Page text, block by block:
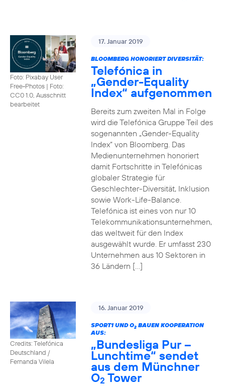
Foto: Pixabay User
Free-Photos | Foto:
CC0 1.0, Ausschnitt
bearbeitet
17. Januar 2019
BLOOMBERG HONORIERT DIVERSITÄT:
Telefónica in
„Gender-Equality
Index“ aufgenommen
Bereits zum zweiten Mal in Folge
wird die Telefónica Gruppe Teil des
sogenannten „Gender-Equality
Index“ von Bloomberg. Das
Medienunternehmen honoriert
damit Fortschritte in Telefónicas
globaler Strategie für
Geschlechter-Diversität, Inklusion
sowie Work-Life-Balance.
Telefónica ist eines von nur 10
Telekommunikationsunternehmen,
das weltweit für den Index
ausgewählt wurde. Er umfasst 230
Unternehmen aus 10 Sektoren in
36 Ländern […]
Credits: Telefónica
Deutschland /
Fernanda Vilela
16. Januar 2019
SPORT1 UND O2BAUEN KOOPERATION
AUS:
„Bundesliga Pur –
Lunchtime“ sendet
aus dem Münchner
O2 Tower